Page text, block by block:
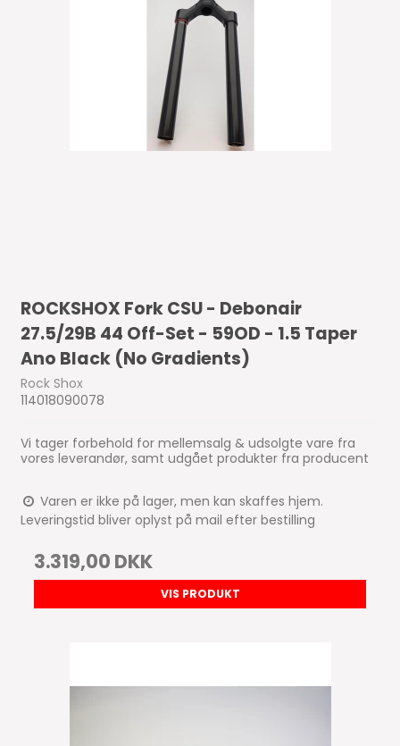
ROCKSHOX Fork CSU - Debonair
27.5/29B 44 Off-Set - 59OD - 1.5 Taper
Ano Black (No Gradients)
Rock Shox
114018090078
Vi tager forbehold for mellemsalg & udsolgte vare fra
vores leverandør, samt udgået produkter fra producent
Varen er ikke på lager, men kan skaffes hjem.
Leveringstid bliver oplyst på mail efter bestilling
3.319,00 DKK
VIS PRODUKT